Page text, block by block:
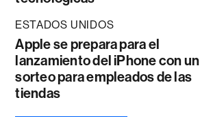
ESTADOS UNIDOS
Apple se prepara para el
lanzamiento del iPhone con un
sorteo para empleados de las
tiendas